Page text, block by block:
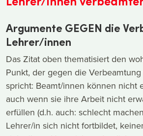
Argumente GEGEN die
Lehrer/innen
Das Zitat oben thematisiert den
Punkt, der gegen die
spricht: Beamt/innen können nicht
auch wenn sie ihre Arbeit nicht
erfüllen (d.h. auch: schlecht
Lehrer/in sich nicht fortbildet,